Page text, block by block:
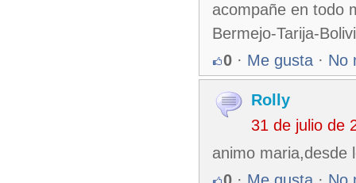
acompañe en todo
Bermejo-Tarija-
0 · Me gusta · No
Rolly
31 de julio de
animo maria,desde